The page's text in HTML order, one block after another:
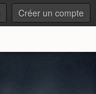
Créer un compte